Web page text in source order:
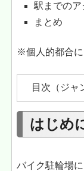
駅までのア
まとめ
※個人的都合に
目次（ジャ
はじめ
バイク駐輪場